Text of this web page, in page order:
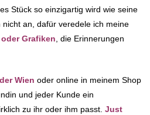
Stück so einzigartig wird wie seine
an, dafür veredele ich meine
Grafiken , die Erinnerungen
Wien oder online in meinem Shop
und jeder Kunde ein
zu ihr oder ihm passt. Just